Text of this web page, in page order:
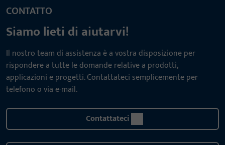
CONTATTO
Siamo lieti di aiutarvi!
Il nostro team di assistenza è a vostra disposizione per
rispondere a tutte le domande relative a prodotti,
applicazioni e progetti. Contattateci semplicemente per
telefono o via e-mail.
Contattateci